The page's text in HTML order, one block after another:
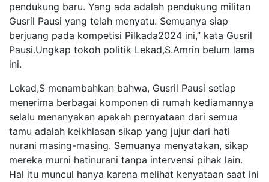
pendukung baru. Yang ada adalah pendukung militan
Gusril Pausi yang telah menyatu. Semuanya siap
berjuang pada kompetisi Pilkada2024 ini,” kata Gusril
Pausi.Ungkap tokoh politik Lekad,S.Amrin belum lama
ini.
Lekad,S menambahkan bahwa, Gusril Pausi setiap
menerima berbagai komponen di rumah kediamannya
selalu menanyakan apakah pernyataan dari semua
tamu adalah keikhlasan sikap yang jujur dari hati
nurani masing-masing. Semuanya menyatakan, sikap
mereka murni hatinurani tanpa intervensi pihak lain.
Hal itu muncul hanya karena melihat kenyataan saat ini